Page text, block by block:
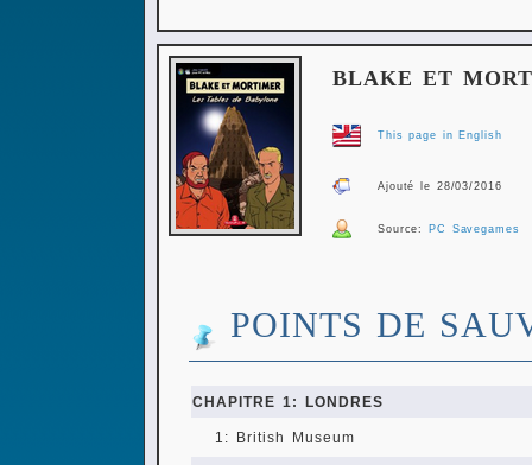
BLAKE ET
This page in English
Ajouté le 28/03/2016
Source: PC Savegames
POINTS DE
CHAPITRE 1: LONDRES
1: British Museum